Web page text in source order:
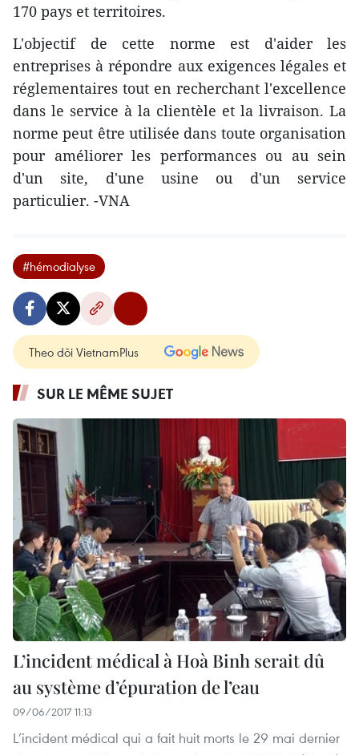
170 pays et territoires.
L'objectif de cette norme est d'aider les
entreprises à répondre aux exigences légales et
réglementaires tout en recherchant l'excellence
dans le service à la clientèle et la livraison. La
norme peut être utilisée dans toute organisation
pour améliorer les performances ou au sein
d'un site, d'une usine ou d'un service
particulier. -VNA
#hémodialyse
Theo dõi VietnamPlus
SUR LE MÊME SUJET
L’incident médical à Hoà Binh serait dû
au système d’épuration de l’eau
09/06/2017 11:13
L’incident médical qui a fait huit morts le 29 mai dernier